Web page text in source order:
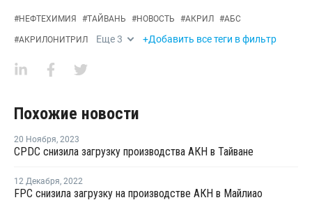
#НЕФТЕХИМИЯ #ТАЙВАНЬ #НОВОСТЬ #АКРИЛ #АБС
#АКРИЛОНИТРИЛ Еще3 +Добавить все теги в фильтр
Похожие новости
20 Ноября, 2023
CPDC снизила загрузку производства АКН в Тайване
12 Декабря, 2022
FPC снизила загрузку на производстве АКН в Майлиао